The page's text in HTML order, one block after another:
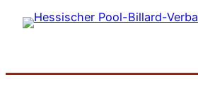
Zum
Inhalt